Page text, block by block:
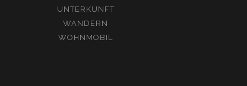
UNTERKUNFT
WANDERN
WOHNMOBIL